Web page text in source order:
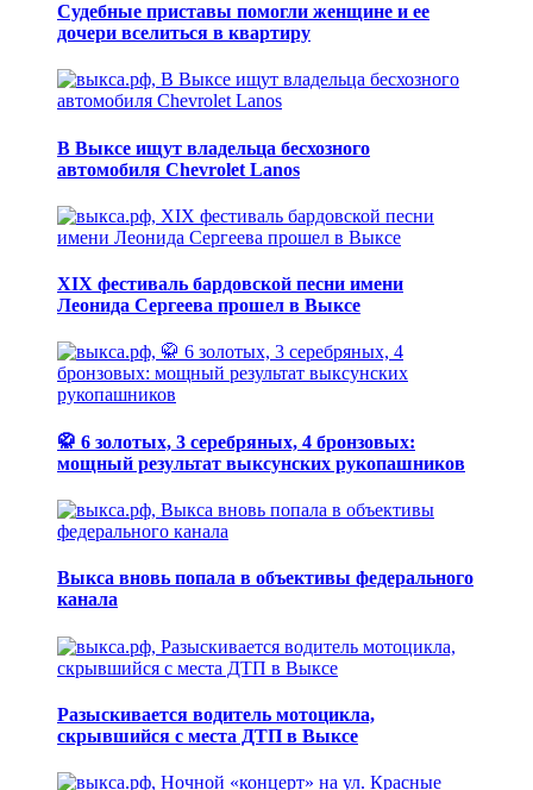
Судебные приставы помогли женщине и ее
дочери вселиться в квартиру
В Выксе ищут владельца бесхозного
автомобиля Chevrolet Lanos
XIX фестиваль бардовской песни имени
Леонида Сергеева прошел в Выксе
🥋 6 золотых, 3 серебряных, 4 бронзовых:
мощный результат выксунских рукопашников
Выкса вновь попала в объективы федерального
канала
Разыскивается водитель мотоцикла,
скрывшийся с места ДТП в Выксе